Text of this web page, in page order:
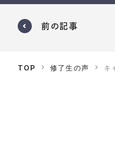
前の記事
TOP 修了生の声 キ